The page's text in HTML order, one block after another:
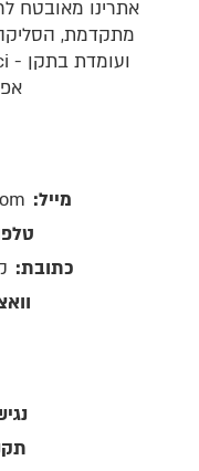
מתקדמת,
מייל:
כתובת: